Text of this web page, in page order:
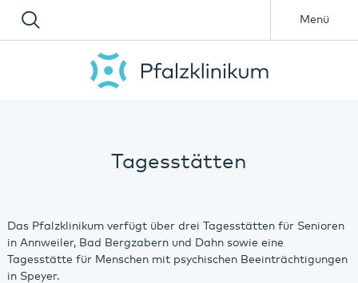
Menü
Tagesstätten
Das Pfalzklinikum verfügt über drei Tagesstätten für Senioren
in Annweiler, Bad Bergzabern und Dahn sowie eine
Tagesstätte für Menschen mit psychischen Beeinträchtigungen
in Speyer.